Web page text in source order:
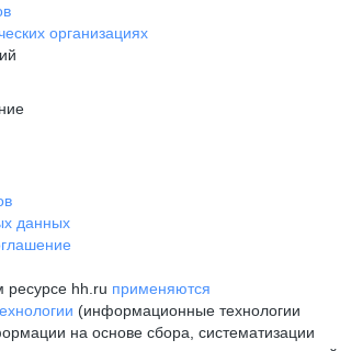
организациях
данных
hh.ru применяются
(информационные технологии
на основе сбора, систематизации